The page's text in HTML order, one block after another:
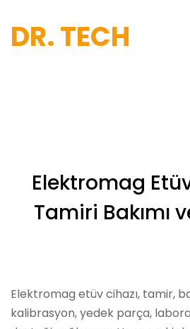
DR. TECH
Elektromag
Tamiri Bakımı
Elektromag etüv cihazı, tamir,
kalibrasyon, yedek parça,